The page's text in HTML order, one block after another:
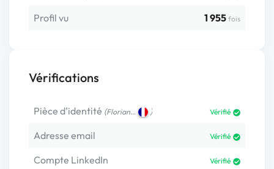
Profil vu
1 955 fois
Vérifications
Pièce d’identité (Florian… ) Vérifié
Adresse email Vérifié
Compte LinkedIn Vérifié